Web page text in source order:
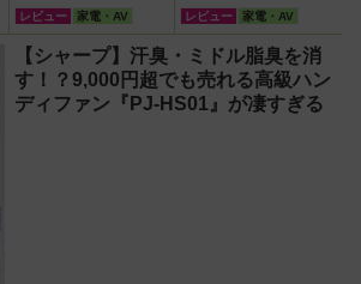
レビュー 家電・AV レビュー 家電・AV
【シャープ】汗臭・ミドル脂臭を消
す！？9,000円超でも売れる高級ハン
ディファン『PJ-HS01』が凄すぎる